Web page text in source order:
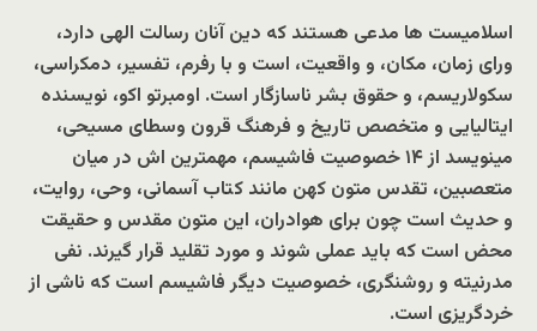
اسلامیست ها مدعی هستند که دین آنان رسالت الهی دارد،
ورای زمان، مکان، و واقعیت، است و با رفرم، تفسیر، دمکراسی،
سکولاریسم، و حقوق بشر ناسازگار است. اومبرتو اکو، نویسنده
ایتالیایی و متخصص تاریخ و فرهنگ قرون وسطای مسیحی،
مینویسد از ۱۴ خصوصیت فاشیسم، مهمترین اش در میان
متعصبین، تقدس متون کهن مانند کتاب آسمانی، وحی، روایت،
و حدیث است چون برای هوادران، این متون مقدس و حقیقت
محض است که باید عملی شوند و مورد تقلید قرار گیرند. نفی
مدرنیته و روشنگری، خصوصیت دیگر فاشیسم است که ناشی از
خردگریزی است.